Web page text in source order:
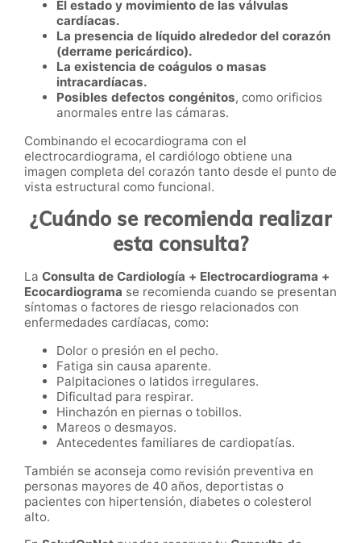
El estado y movimiento de las válvulas
cardíacas.
La presencia de líquido alrededor del corazón
(derrame pericárdico).
La existencia de coágulos o masas
intracardíacas.
Posibles defectos congénitos, como orificios
anormales entre las cámaras.
Combinando el ecocardiograma con el
electrocardiograma, el cardiólogo obtiene una
imagen completa del corazón tanto desde el punto de
vista estructural como funcional.
¿Cuándo se recomienda realizar
esta consulta?
La Consulta de Cardiología + Electrocardiograma +
Ecocardiograma se recomienda cuando se presentan
síntomas o factores de riesgo relacionados con
enfermedades cardíacas, como:
Dolor o presión en el pecho.
Fatiga sin causa aparente.
Palpitaciones o latidos irregulares.
Dificultad para respirar.
Hinchazón en piernas o tobillos.
Mareos o desmayos.
Antecedentes familiares de cardiopatías.
También se aconseja como revisión preventiva en
personas mayores de 40 años, deportistas o
pacientes con hipertensión, diabetes o colesterol
alto.